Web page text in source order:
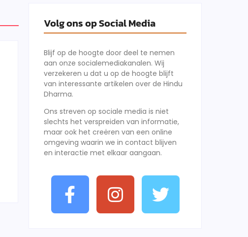
Volg ons op Social Media
Blijf op de hoogte door deel te nemen
aan onze socialemediakanalen. Wij
verzekeren u dat u op de hoogte blijft
van interessante artikelen over de Hindu
Dharma.
Ons streven op sociale media is niet
slechts het verspreiden van informatie,
maar ook het creëren van een online
omgeving waarin we in contact blijven
en interactie met elkaar aangaan.